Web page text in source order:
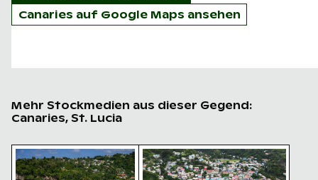
Canaries auf Google Maps ansehen
Mehr Stockmedien aus dieser Gegend:
Canaries, St. Lucia
Tropischer Strand mit Booten und Pier in Küstendorf
Drohnenaufnahme der Küste